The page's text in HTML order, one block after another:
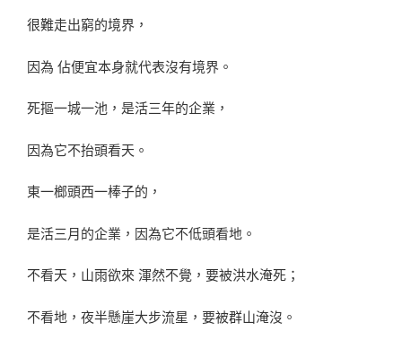
很難走出窮的境界，
因為 佔便宜本身就代表沒有境界。
死摳一城一池，是活三年的企業，
因為它不抬頭看天。
東一榔頭西一棒子的，
是活三月的企業，因為它不低頭看地。
不看天，山雨欲來 渾然不覺，要被洪水淹死；
不看地，夜半懸崖大步流星，要被群山淹沒。